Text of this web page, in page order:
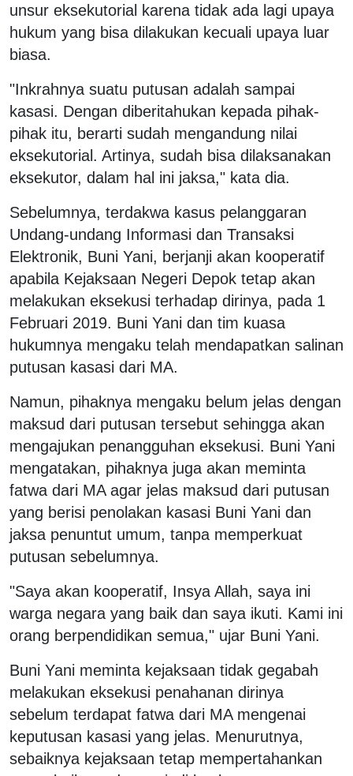
unsur eksekutorial karena tidak ada lagi upaya
hukum yang bisa dilakukan kecuali upaya luar
biasa.
"Inkrahnya suatu putusan adalah sampai
kasasi. Dengan diberitahukan kepada pihak-
pihak itu, berarti sudah mengandung nilai
eksekutorial. Artinya, sudah bisa dilaksanakan
eksekutor, dalam hal ini jaksa," kata dia.
Sebelumnya, terdakwa kasus pelanggaran
Undang-undang Informasi dan Transaksi
Elektronik, Buni Yani, berjanji akan kooperatif
apabila Kejaksaan Negeri Depok tetap akan
melakukan eksekusi terhadap dirinya, pada 1
Februari 2019. Buni Yani dan tim kuasa
hukumnya mengaku telah mendapatkan salinan
putusan kasasi dari MA.
Namun, pihaknya mengaku belum jelas dengan
maksud dari putusan tersebut sehingga akan
mengajukan penangguhan eksekusi. Buni Yani
mengatakan, pihaknya juga akan meminta
fatwa dari MA agar jelas maksud dari putusan
yang berisi penolakan kasasi Buni Yani dan
jaksa penuntut umum, tanpa memperkuat
putusan sebelumnya.
"Saya akan kooperatif, Insya Allah, saya ini
warga negara yang baik dan saya ikuti. Kami ini
orang berpendidikan semua," ujar Buni Yani.
Buni Yani meminta kejaksaan tidak gegabah
melakukan eksekusi penahanan dirinya
sebelum terdapat fatwa dari MA mengenai
keputusan kasasi yang jelas. Menurutnya,
sebaiknya kejaksaan tetap mempertahankan